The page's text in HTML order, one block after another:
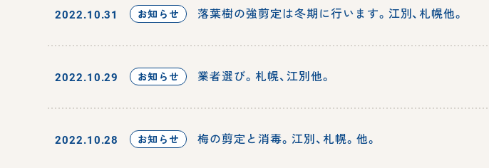
2022.10.31 お知らせ 落葉樹の強剪定は冬期に行います。江別、札幌他。
2022.10.29 お知らせ 業者選び。札幌、江別他。
2022.10.28 お知らせ 梅の剪定と消毒。江別、札幌。他。